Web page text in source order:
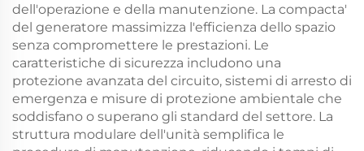
dell'operazione e della manutenzione. La compacta'
del generatore massimizza l'efficienza dello spazio
senza compromettere le prestazioni. Le
caratteristiche di sicurezza includono una
protezione avanzata del circuito, sistemi di arresto di
emergenza e misure di protezione ambientale che
soddisfano o superano gli standard del settore. La
struttura modulare dell'unità semplifica le